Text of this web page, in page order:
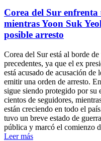
Corea del Sur
mientras Yoon Suk
posible arresto
Corea del Sur está al borde
precedentes, ya que el ex
está acusado de acusación
emitir una orden de arresto.
sigue siendo protegido por su
cientos de seguidores,
están creciendo en todo el
tuvo un breve estado de
pública y marcó el comienzo
Leer más